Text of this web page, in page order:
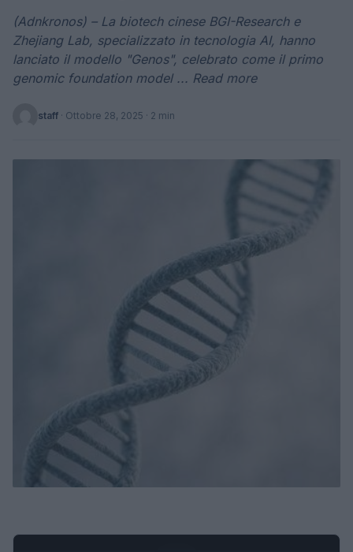
(Adnkronos) – La biotech cinese BGI-Research e
Zhejiang Lab, specializzato in tecnologia AI, hanno
lanciato il modello "Genos", celebrato come il primo
genomic foundation model ... Read more
staff · Ottobre 28, 2025 · 2 min